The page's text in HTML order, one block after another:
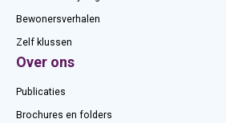
Bewonersverhalen
Zelf klussen
Over ons
Publicaties
Brochures en folders